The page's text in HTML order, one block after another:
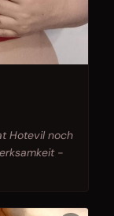
Hotevil noch
-